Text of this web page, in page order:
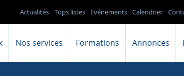
Calendrier
Evénements
Tops listes
Actualités
Nos services Formations Annonces